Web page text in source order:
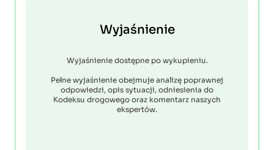
Wyjaśnienie
Wyjaśnienie dostępne po wykupieniu.
Pełne wyjaśnienie obejmuje analizę poprawnej
odpowiedzi, opis sytuacji, odniesienia do
Kodeksu drogowego oraz komentarz naszych
ekspertów.